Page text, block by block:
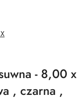
- 8,00 x
, czarna ,